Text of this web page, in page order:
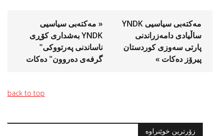
« مه‌كته‌بى سياسيى
YNDK به‌شداری كۆڕى
ناساندنى په‌رتووكى"
گرفه‌ى ده‌روون" ده‌كات
مه‌كته‌بی سیاسیی YNDK
ساڵیادی دامەزراندنی
پارتی سه‌وزی كوردستان
پیرۆز دەكات »
back to top
زۆرترین خوێنراوە